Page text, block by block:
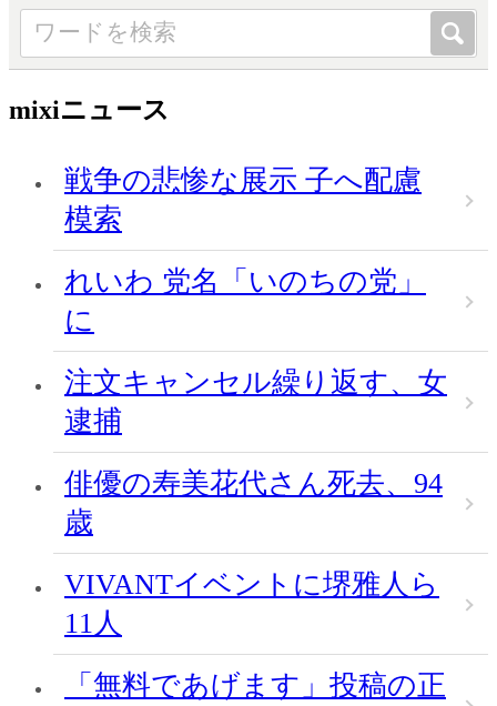
mixiニュース
戦争の悲惨な展示 子へ配慮
模索
れいわ 党名「いのちの党」
に
注文キャンセル繰り返す、女
逮捕
俳優の寿美花代さん死去、94
歳
VIVANTイベントに堺雅人ら
11人
「無料であげます」投稿の正